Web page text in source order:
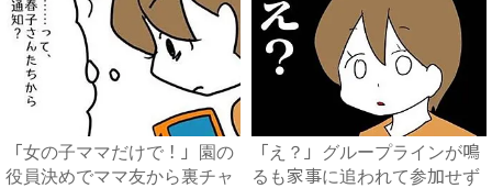
「女の子ママだけで！」園の
役員決めでママ友から裏チャ
「え？」グループラインが鳴
るも家事に追われて参加せず